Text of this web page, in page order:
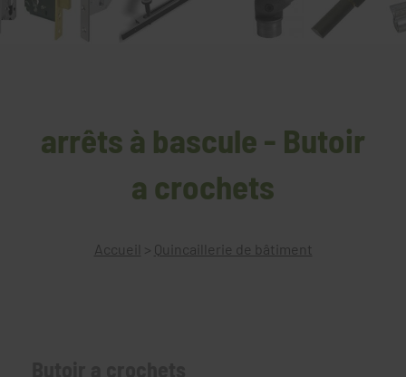
arrêts à bascule - Butoir
a crochets
Accueil > Quincaillerie de bâtiment